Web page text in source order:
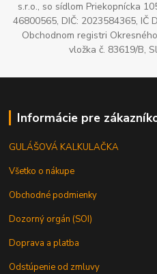
s.r.o., so sídlom Priekopnícka
46800565, DIČ: 2023584365, IČ
Obchodnom registri
vložka č. 83619/B,
Informácie pre
GULÁŠOVÁ KALKULAČKA
Všetko o nákupe
Obchodné podmienky
Dozorný orgán (SOI)
Doprava a platba
Odstúpenie od zmluvy